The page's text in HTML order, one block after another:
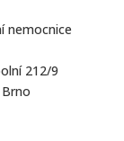
nemocnice
212/9